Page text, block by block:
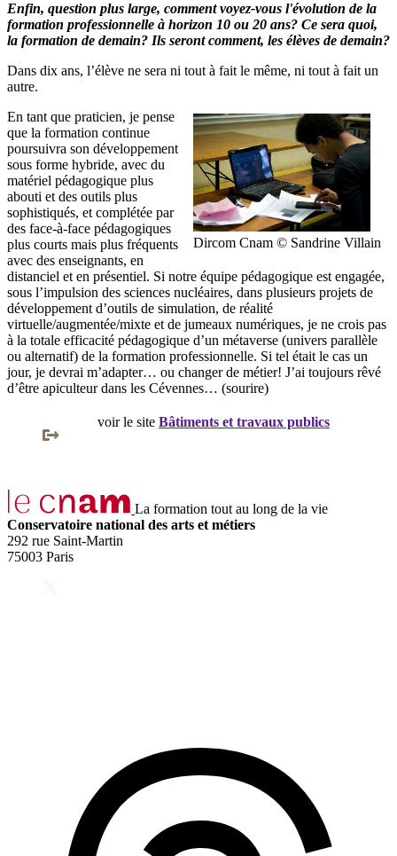
Enfin, question plus large, comment voyez-vous l'évolution de la
formation professionnelle à horizon 10 ou 20 ans? Ce sera quoi,
la formation de demain? Ils seront comment, les élèves de demain?
Dans dix ans, l’élève ne sera ni tout à fait le même, ni tout à fait un
autre.
Dircom Cnam © Sandrine Villain
En tant que praticien, je pense
que la formation continue
poursuivra son développement
sous forme hybride, avec du
matériel pédagogique plus
abouti et des outils plus
sophistiqués, et complétée par
des face-à-face pédagogiques
plus courts mais plus fréquents
avec des enseignants, en
distanciel et en présentiel. Si notre équipe pédagogique est engagée,
sous l’impulsion des sciences nucléaires, dans plusieurs projets de
développement d’outils de simulation, de réalité
virtuelle/augmentée/mixte et de jumeaux numériques, je ne crois pas
à la totale efficacité pédagogique d’un métaverse (univers parallèle
ou alternatif) de la formation professionnelle. Si tel était le cas un
jour, je devrai m’adapter… ou changer de métier! J’ai toujours rêvé
d’être apiculteur dans les Cévennes… (sourire)
voir le site Bâtiments et travaux publics
La formation tout au long de la vie
Conservatoire national des arts et métiers
292 rue Saint-Martin
75003 Paris